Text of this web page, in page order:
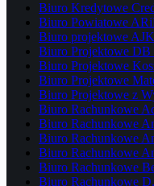
Biuro Kredytowe
Biuro Powiatowe
Biuro projektowe
Biuro Projektowe DB
Biuro Projektowe
Biuro Projektowe
Biuro Projektowe z
Biuro Rachunkowe
Biuro Rachunkowe
Biuro Rachunkowe
Biuro Rachunkowe
Biuro Rachunkowe
Biuro Rachunkowe